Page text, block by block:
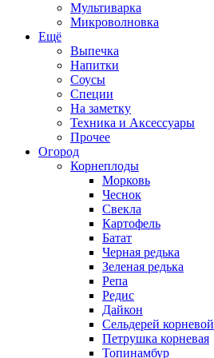
Мультиварка
Микроволновка
Ещё
Выпечка
Напитки
Соусы
Специи
На заметку
Техника и Аксессуары
Прочее
Огород
Корнеплоды
Морковь
Чеснок
Свекла
Картофель
Батат
Черная редька
Зеленая редька
Репа
Редис
Дайкон
Сельдерей корневой
Петрушка корневая
Топинамбур